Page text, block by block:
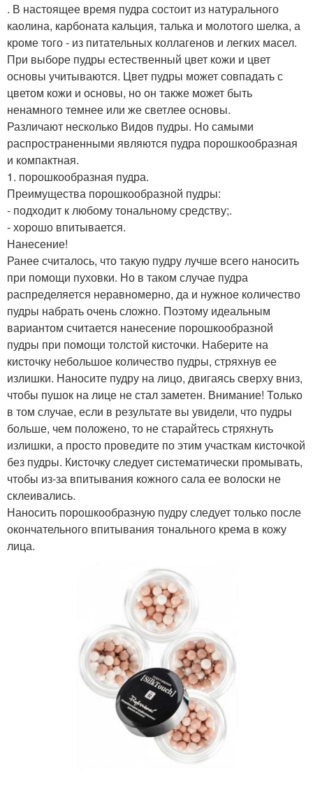
. В настоящее время пудра состоит из натурального
каолина, карбоната кальция, талька и молотого шелка, а
кроме того - из питательных коллагенов и легких масел.
При выборе пудры естественный цвет кожи и цвет
основы учитываются. Цвет пудры может совпадать с
цветом кожи и основы, но он также может быть
ненамного темнее или же светлее основы.
Различают несколько Видов пудры. Но самыми
распространенными являются пудра порошкообразная
и компактная.
1. порошкообразная пудра.
Преимущества порошкообразной пудры:
- подходит к любому тональному средству;.
- хорошо впитывается.
Нанесение!
Ранее считалось, что такую пудру лучше всего наносить
при помощи пуховки. Но в таком случае пудра
распределяется неравномерно, да и нужное количество
пудры набрать очень сложно. Поэтому идеальным
вариантом считается нанесение порошкообразной
пудры при помощи толстой кисточки. Наберите на
кисточку небольшое количество пудры, стряхнув ее
излишки. Наносите пудру на лицо, двигаясь сверху вниз,
чтобы пушок на лице не стал заметен. Внимание! Только
в том случае, если в результате вы увидели, что пудры
больше, чем положено, то не старайтесь стряхнуть
излишки, а просто проведите по этим участкам кисточкой
без пудры. Кисточку следует систематически промывать,
чтобы из-за впитывания кожного сала ее волоски не
склеивались.
Наносить порошкообразную пудру следует только после
окончательного впитывания тонального крема в кожу
лица.